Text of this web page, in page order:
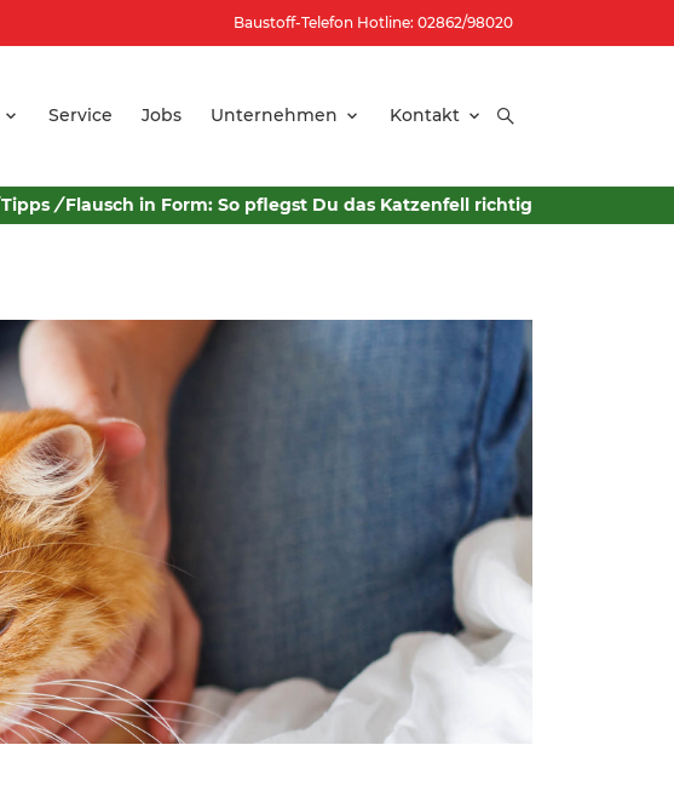
Baustoff-Telefon Hotline: 02862/98020
Service Jobs Unternehmen Kontakt
Tipps / Flausch in Form: So pflegst Du das Katzenfell richtig